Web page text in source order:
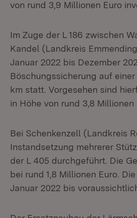
von rund 3,9 Millionen Euro
Im Zuge der L 186 zwischen
Kandel (Landkreis
Januar 2022 bis Dezember
Böschungssicherung auf
km statt. Vorgesehen sind
in Höhe von rund 3,8 Millionen
Bei Schenkenzell (Landkreis
Instandsetzung mehrerer
der L 405 durchgeführt. Die
bei rund 1,8 Millionen Euro.
Januar 2022 bis